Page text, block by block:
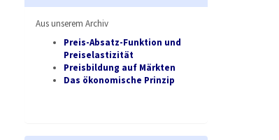
Aus unserem Archiv
Preis-Absatz-Funktion und
Preiselastizität
Preisbildung auf Märkten
Das ökonomische Prinzip